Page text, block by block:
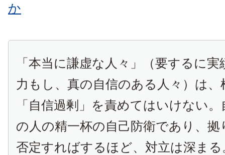
か
「本当に謙虚な人々」（要するに
力もし、真の自信のある人々）は
「自信過剰」を責めてはいけない
の人の精一杯の自己防衛であり、
否定すればするほど、対立は深まる